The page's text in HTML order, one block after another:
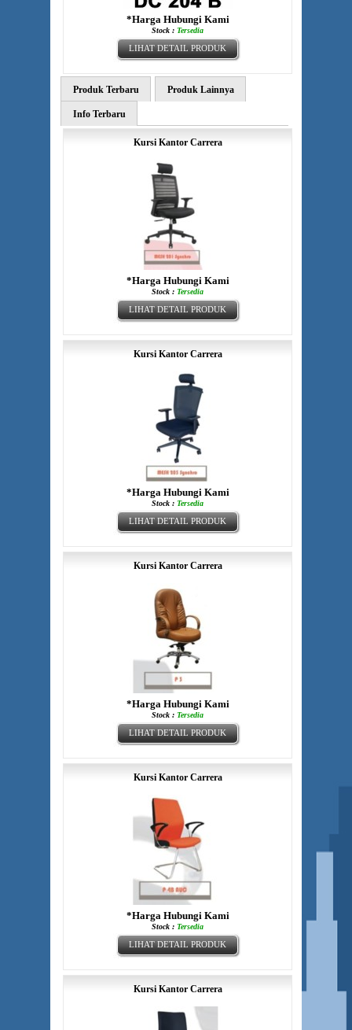
*Harga Hubungi Kami
Stock : Tersedia
LIHAT DETAIL PRODUK
Produk Terbaru Produk Lainnya
Info Terbaru
Kursi Kantor Carrera
*Harga Hubungi Kami
Stock : Tersedia
LIHAT DETAIL PRODUK
Kursi Kantor Carrera
*Harga Hubungi Kami
Stock : Tersedia
LIHAT DETAIL PRODUK
Kursi Kantor Carrera
*Harga Hubungi Kami
Stock : Tersedia
LIHAT DETAIL PRODUK
Kursi Kantor Carrera
*Harga Hubungi Kami
Stock : Tersedia
LIHAT DETAIL PRODUK
Kursi Kantor Carrera